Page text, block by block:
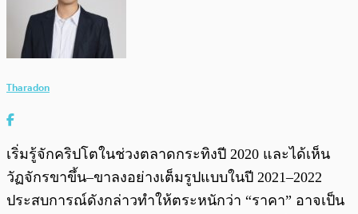
Tharadon
เริ่มรู้จักคริปโตในช่วงตลาดกระทิงปี 2020 และได้เห็น
วัฏจักรขาขึ้น–ขาลงอย่างเต็มรูปแบบในปี 2021–2022
ประสบการณ์ดังกล่าวทำให้ตระหนักว่า “ราคา” อาจเป็น